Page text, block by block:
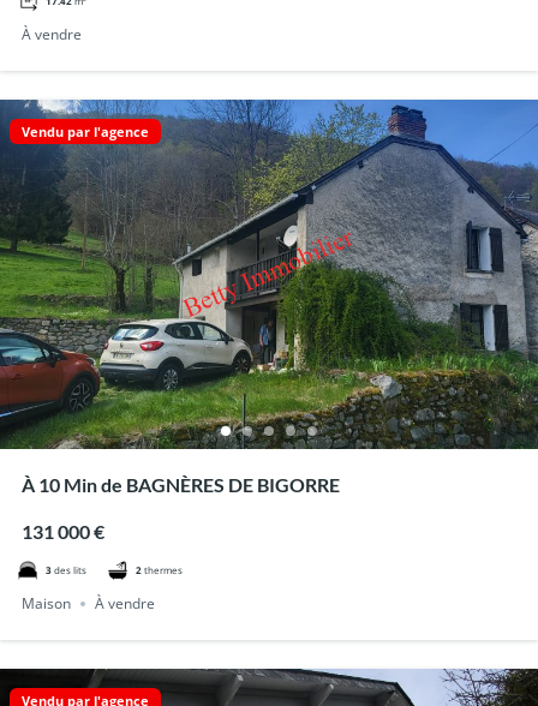
À vendre
Vendu par l'agence
À 10 Min de BAGNÈRES DE BIGORRE
131 000 €
3 des lits 2 thermes
Maison À vendre
Vendu par l'agence